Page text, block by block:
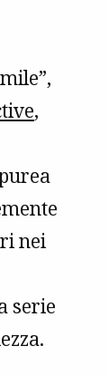
,
nei
serie